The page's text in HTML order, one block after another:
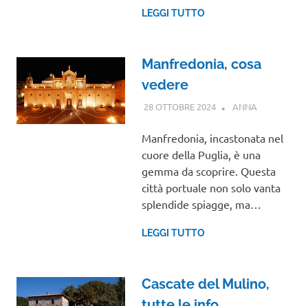
LEGGI TUTTO
Manfredonia, cosa
vedere
28 OTTOBRE 2024 ANNA
Manfredonia, incastonata nel
cuore della Puglia, è una
gemma da scoprire. Questa
città portuale non solo vanta
splendide spiagge, ma…
LEGGI TUTTO
Cascate del Mulino,